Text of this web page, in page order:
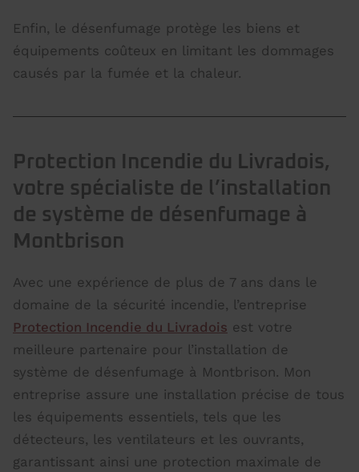
Enfin, le désenfumage protège les biens et
équipements coûteux en limitant les dommages
causés par la fumée et la chaleur.
Protection Incendie du Livradois,
votre spécialiste de l’installation
de système de désenfumage à
Montbrison
Avec une expérience de plus de 7 ans dans le
domaine de la sécurité incendie, l’entreprise
Protection Incendie du Livradois est votre
meilleure partenaire pour l’installation de
système de désenfumage à Montbrison. Mon
entreprise assure une installation précise de tous
les équipements essentiels, tels que les
détecteurs, les ventilateurs et les ouvrants,
garantissant ainsi une protection maximale de